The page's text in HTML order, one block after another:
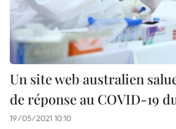
Un site web australien
de réponse au COVID-19
19/05/2021 10:10